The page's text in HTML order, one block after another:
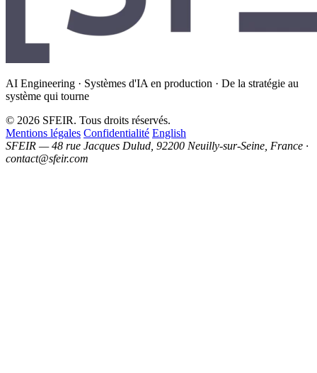
AI Engineering · Systèmes d'IA en production · De la stratégie au
système qui tourne
© 2026 SFEIR. Tous droits réservés.
Mentions légales Confidentialité English
SFEIR — 48 rue Jacques Dulud, 92200 Neuilly-sur-Seine, France ·
contact@sfeir.com